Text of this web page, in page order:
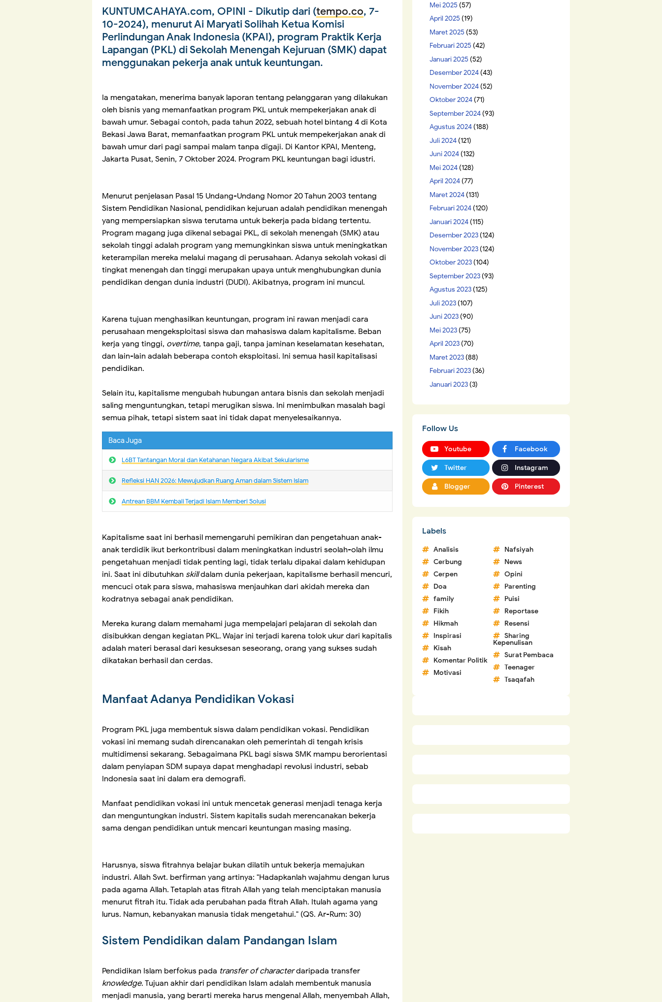
KUNTUMCAHAYA.com, OPINI - Dikutip dari (tempo.co, 7-
10-2024), menurut Ai Maryati Solihah Ketua Komisi
Perlindungan Anak Indonesia (KPAI), program Praktik Kerja
Lapangan (PKL) di Sekolah Menengah Kejuruan (SMK) dapat
menggunakan pekerja anak untuk keuntungan.
Ia mengatakan, menerima banyak laporan tentang pelanggaran yang dilakukan
oleh bisnis yang memanfaatkan program PKL untuk mempekerjakan anak di
bawah umur. Sebagai contoh, pada tahun 2022, sebuah hotel bintang 4 di Kota
Bekasi Jawa Barat, memanfaatkan program PKL untuk mempekerjakan anak di
bawah umur dari pagi sampai malam tanpa digaji. Di Kantor KPAI, Menteng,
Jakarta Pusat, Senin, 7 Oktober 2024. Program PKL keuntungan bagi idustri.
Menurut penjelasan Pasal 15 Undang-Undang Nomor 20 Tahun 2003 tentang
Sistem Pendidikan Nasional, pendidikan kejuruan adalah pendidikan menengah
yang mempersiapkan siswa terutama untuk bekerja pada bidang tertentu.
Program magang juga dikenal sebagai PKL, di sekolah menengah (SMK) atau
sekolah tinggi adalah program yang memungkinkan siswa untuk meningkatkan
keterampilan mereka melalui magang di perusahaan. Adanya sekolah vokasi di
tingkat menengah dan tinggi merupakan upaya untuk menghubungkan dunia
pendidikan dengan dunia industri (DUDI). Akibatnya, program ini muncul.
Karena tujuan menghasilkan keuntungan, program ini rawan menjadi cara
perusahaan mengeksploitasi siswa dan mahasiswa dalam kapitalisme. Beban
kerja yang tinggi, overtime, tanpa gaji, tanpa jaminan keselamatan kesehatan,
dan lain-lain adalah beberapa contoh eksploitasi. Ini semua hasil kapitalisasi
pendidikan.
Selain itu, kapitalisme mengubah hubungan antara bisnis dan sekolah menjadi
saling menguntungkan, tetapi merugikan siswa. Ini menimbulkan masalah bagi
semua pihak, tetapi sistem saat ini tidak dapat menyelesaikannya.
Baca Juga
L6BT Tantangan Moral dan Ketahanan Negara Akibat Sekularisme
Refleksi HAN 2026: Mewujudkan Ruang Aman dalam Sistem Islam
Antrean BBM Kembali Terjadi lslam Memberi Solusi
Kapitalisme saat ini berhasil memengaruhi pemikiran dan pengetahuan anak-
anak terdidik ikut berkontribusi dalam meningkatkan industri seolah-olah ilmu
pengetahuan menjadi tidak penting lagi, tidak terlalu dipakai dalam kehidupan
ini. Saat ini dibutuhkan skilldalam dunia pekerjaan, kapitalisme berhasil mencuri,
mencuci otak para siswa, mahasiswa menjauhkan dari akidah mereka dan
kodratnya sebagai anak pendidikan.
Mereka kurang dalam memahami juga mempelajari pelajaran di sekolah dan
disibukkan dengan kegiatan PKL. Wajar ini terjadi karena tolok ukur dari kapitalis
adalah materi berasal dari kesuksesan seseorang, orang yang sukses sudah
dikatakan berhasil dan cerdas.
Manfaat Adanya Pendidikan Vokasi
Program PKL juga membentuk siswa dalam pendidikan vokasi. Pendidikan
vokasi ini memang sudah direncanakan oleh pemerintah di tengah krisis
multidimensi sekarang. Sebagaimana PKL bagi siswa SMK mampu berorientasi
dalam penyiapan SDM supaya dapat menghadapi revolusi industri, sebab
Indonesia saat ini dalam era demografi.
Manfaat pendidikan vokasi ini untuk mencetak generasi menjadi tenaga kerja
dan menguntungkan industri. Sistem kapitalis sudah merencanakan bekerja
sama dengan pendidikan untuk mencari keuntungan masing masing.
Harusnya, siswa fitrahnya belajar bukan dilatih untuk bekerja memajukan
industri. Allah Swt. berfirman yang artinya: "Hadapkanlah wajahmu dengan lurus
pada agama Allah. Tetaplah atas fitrah Allah yang telah menciptakan manusia
menurut fitrah itu. Tidak ada perubahan pada fitrah Allah. Itulah agama yang
lurus. Namun, kebanyakan manusia tidak mengetahui." (QS. Ar-Rum: 30)
Sistem Pendidikan dalam Pandangan Islam
Pendidikan Islam berfokus pada transfer of characterdaripada transfer
knowledge. Tujuan akhir dari pendidikan Islam adalah membentuk manusia
menjadi manusia, yang berarti mereka harus mengenal Allah, menyembah Allah,
Mei 2025 (57)
April 2025 (19)
Maret 2025 (53)
Februari 2025 (42)
Januari 2025 (52)
Desember 2024(43)
November 2024(52)
Oktober 2024(71)
September 2024(93)
Agustus 2024(188)
Juli 2024(121)
Juni 2024(132)
Mei 2024(128)
April 2024(77)
Maret 2024(131)
Februari 2024(120)
Januari 2024(115)
Desember 2023(124)
November 2023(124)
Oktober 2023(104)
September 2023(93)
Agustus 2023(125)
Juli 2023(107)
Juni 2023(90)
Mei 2023(75)
April 2023(70)
Maret 2023(88)
Februari 2023(36)
Januari 2023(3)
Follow Us
Youtube Facebook
Twitter Instagram
Blogger Pinterest
Labels
Analisis
Cerbung
Cerpen
Doa
family
Fikih
Hikmah
Inspirasi
Kisah
Komentar Politik
Motivasi
Nafsiyah
News
Opini
Parenting
Puisi
Reportase
Resensi
Sharing
Kepenulisan
Surat Pembaca
Teenager
Tsaqafah